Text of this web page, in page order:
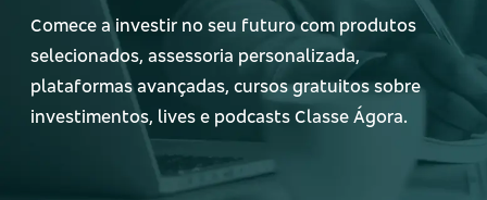
Comece a investir no seu futuro com produtos
selecionados, assessoria personalizada,
plataformas avançadas, cursos gratuitos sobre
investimentos, lives e podcasts Classe Ágora.